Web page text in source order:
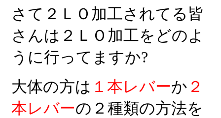
さて２ＬＯ加工されてる皆
さんは２ＬＯ加工をどのよ
うに行ってますか?
大体の方は １本レバーか ２
本レバーの２種類の方法を